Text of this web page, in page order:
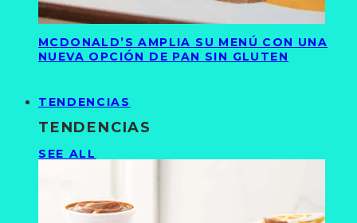
MCDONALD’S AMPLIA SU MENÚ CON UNA
NUEVA OPCIÓN DE PAN SIN GLUTEN
TENDENCIAS
TENDENCIAS
SEE ALL